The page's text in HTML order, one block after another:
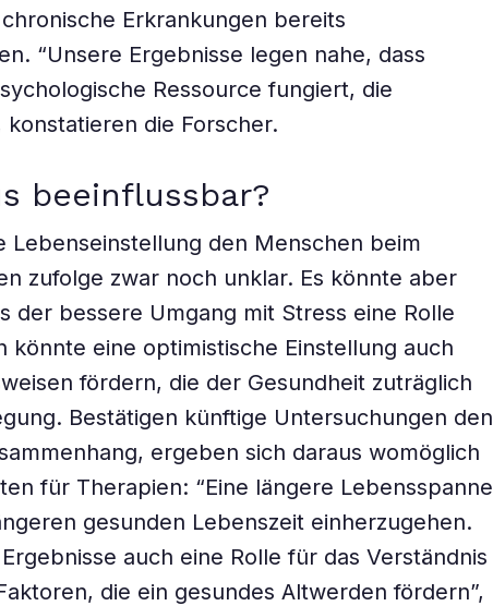
Erkrankungen bereits
“Unsere Ergebnisse legen nahe, dass
Ressource fungiert, die
konstatieren die Forscher.
beeinflussbar?
Lebenseinstellung den Menschen beim
zufolge zwar noch unklar. Es könnte aber
der bessere Umgang mit Stress eine Rolle
könnte eine optimistische Einstellung auch
fördern, die der Gesundheit zuträglich
Bestätigen künftige Untersuchungen den
ergeben sich daraus womöglich
für Therapien: “Eine längere Lebensspanne
gesunden Lebenszeit einherzugehen.
auch eine Rolle für das Verständnis
die ein gesundes Altwerden fördern”,